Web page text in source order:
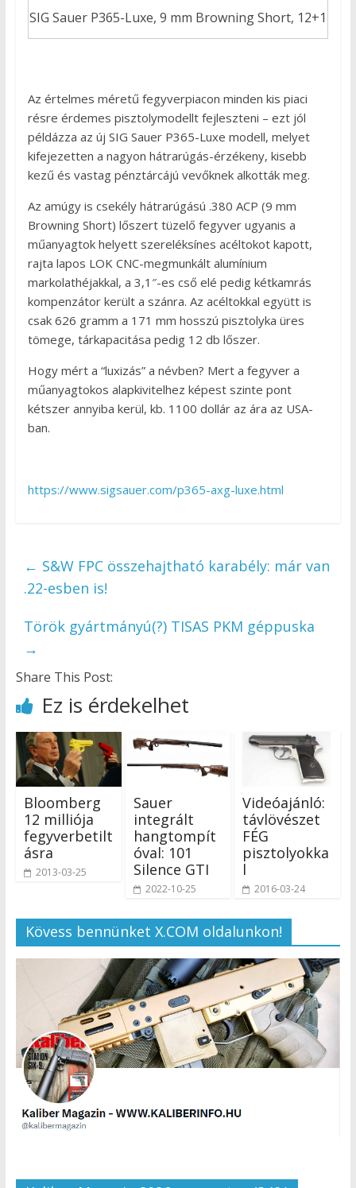
SIG Sauer P365-Luxe, 9 mm Browning Short, 12+1
Az értelmes méretű fegyverpiacon minden kis piaci
résre érdemes pisztolymodellt fejleszteni – ezt jól
példázza az új SIG Sauer P365-Luxe modell, melyet
kifejezetten a nagyon hátrarúgás-érzékeny, kisebb
kezű és vastag pénztárcájú vevőknek alkották meg.
Az amúgy is csekély hátrarúgású .380 ACP (9 mm
Browning Short) lőszert tüzelő fegyver ugyanis a
műanyagtok helyett szereléksínes acéltokot kapott,
rajta lapos LOK CNC-megmunkált alumínium
markolathéjakkal, a 3,1″-es cső elé pedig kétkamrás
kompenzátor került a szánra. Az acéltokkal együtt is
csak 626 gramm a 171 mm hosszú pisztolyka üres
tömege, tárkapacitása pedig 12 db lőszer.
Hogy mért a “luxizás” a névben? Mert a fegyver a
műanyagtokos alapkivitelhez képest szinte pont
kétszer annyiba kerül, kb. 1100 dollár az ára az USA-
ban.
https://www.sigsauer.com/p365-axg-luxe.html
← S&W FPC összehajtható karabély: már van
.22-esben is!
Török gyártmányú(?) TISAS PKM géppuska
→
Share This Post:
Ez is érdekelhet
Bloomberg
12 milliója
fegyverbetilt
ásra
2013-03-25
Sauer
integrált
hangtompít
óval: 101
Silence GTI
2022-10-25
Videóajánló:
távlövészet
FÉG
pisztolyokka
l
2016-03-24
Kövess bennünket X.COM oldalunkon!